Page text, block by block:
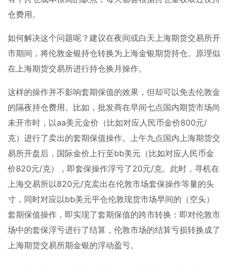
仓费用。
如何解决这个问题呢？建议在夜间或白天上海期货交易所开
市期间，将伦敦金银持仓转换为上海金银期货持仓。原理似
在上海期货交易所进行持仓换月操作。
这样的操作并不影响套期保值的效果，但却可以免去伦敦金
的隔夜持仓费用。比如，批发商在早间七点国内期货市场尚
未开市时，以aa美元金价（比如对应人民币金价800元/
克）进行了卖出的套期保值操作。上午九点国内上海期货交
易所开盘后，国际金价上行至bb美元（比如对应人民币金
价820元/克），即套保操作浮亏了20元/克。此时，寻机在
上海交易所以820元/克卖出在伦敦市场套保操作等量的头
寸，同时对应以bb美元平仓伦敦现货市场早间的（空头）
套期保值操作，即实现了套期保值的跨市转换：即对伦敦市
场中的套保浮亏进行了结算，伦敦市场的结算亏损转换成了
上海期货交易所期金银的浮动盈亏。